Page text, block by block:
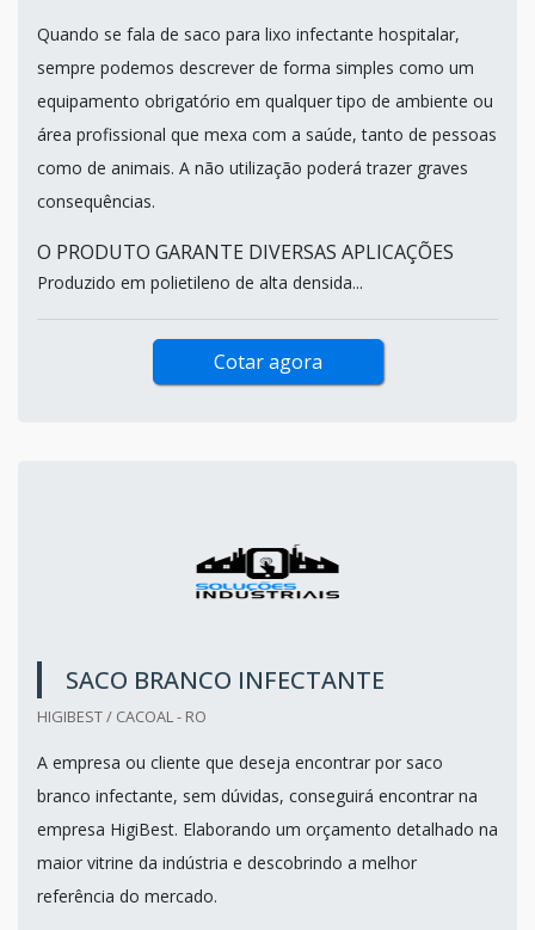
Quando se fala de saco para lixo infectante hospitalar,
sempre podemos descrever de forma simples como um
equipamento obrigatório em qualquer tipo de ambiente ou
área profissional que mexa com a saúde, tanto de pessoas
como de animais. A não utilização poderá trazer graves
consequências.
O PRODUTO GARANTE DIVERSAS APLICAÇÕES
Produzido em polietileno de alta densida...
Cotar agora
SACO BRANCO INFECTANTE
HIGIBEST / CACOAL - RO
A empresa ou cliente que deseja encontrar por saco
branco infectante, sem dúvidas, conseguirá encontrar na
empresa HigiBest. Elaborando um orçamento detalhado na
maior vitrine da indústria e descobrindo a melhor
referência do mercado.